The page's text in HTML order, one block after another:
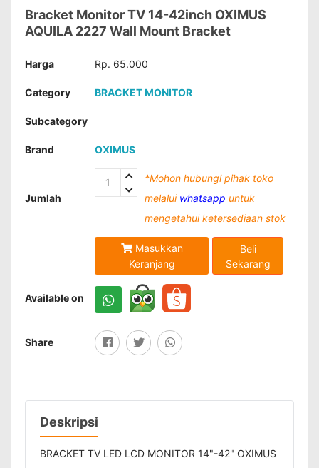
Bracket Monitor TV 14-42inch OXIMUS
AQUILA 2227 Wall Mount Bracket
Harga Rp. 65.000
Category BRACKET MONITOR
Subcategory
Brand OXIMUS
Jumlah
*Mohon hubungi pihak toko
melalui whatsapp untuk
mengetahui ketersediaan stok
Masukkan
Keranjang
Beli
Sekarang
Available on
Share
Deskripsi
BRACKET TV LED LCD MONITOR 14"-42" OXIMUS